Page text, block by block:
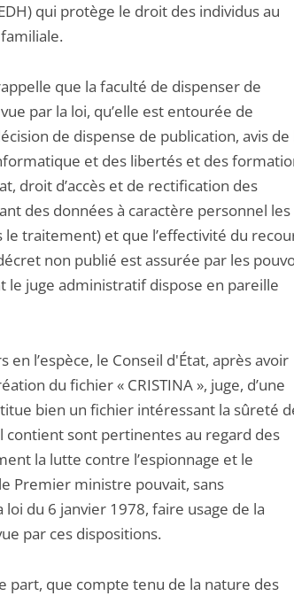
qui protège le droit des individus au
que la faculté de dispenser de
par la loi, qu’elle est entourée de
de dispense de publication, avis de
et des libertés et des
droit d’accès et de rectification des
des données à caractère personnel les
traitement) et que l’effectivité du
non publié est assurée par les
le juge administratif dispose en pareille
en l’espèce, le Conseil d'État, après avoir
du fichier « CRISTINA », juge, d’une
bien un fichier intéressant la sûreté
contient sont pertinentes au regard des
la lutte contre l’espionnage et le
Premier ministre pouvait, sans
du 6 janvier 1978, faire usage de la
par ces dispositions.
part, que compte tenu de la nature des